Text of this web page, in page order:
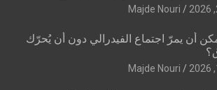
Majde Nouri
أن يمرّ اجتماع الفيدرالي دون أن يُحرّك
Majde Nouri